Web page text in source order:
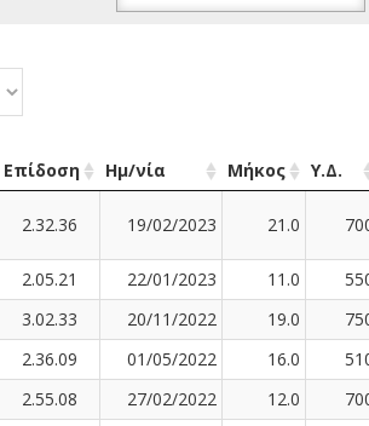
Επίδοση Ημ/νία Μήκος Υ.Δ.
2.32.36 19/02/2023 21.0
2.05.21 22/01/2023 11.0
3.02.33 20/11/2022 19.0
2.36.09 01/05/2022 16.0
2.55.08 27/02/2022 12.0